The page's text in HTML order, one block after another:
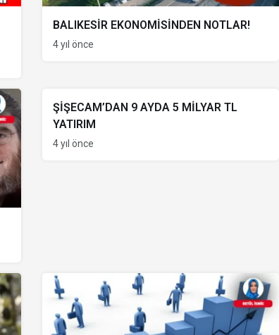
BALIKESİR EKONOMİSİNDEN NOTLAR!
4 yıl önce
ŞİŞECAM’DAN 9 AYDA 5 MİLYAR TL
YATIRIM
4 yıl önce